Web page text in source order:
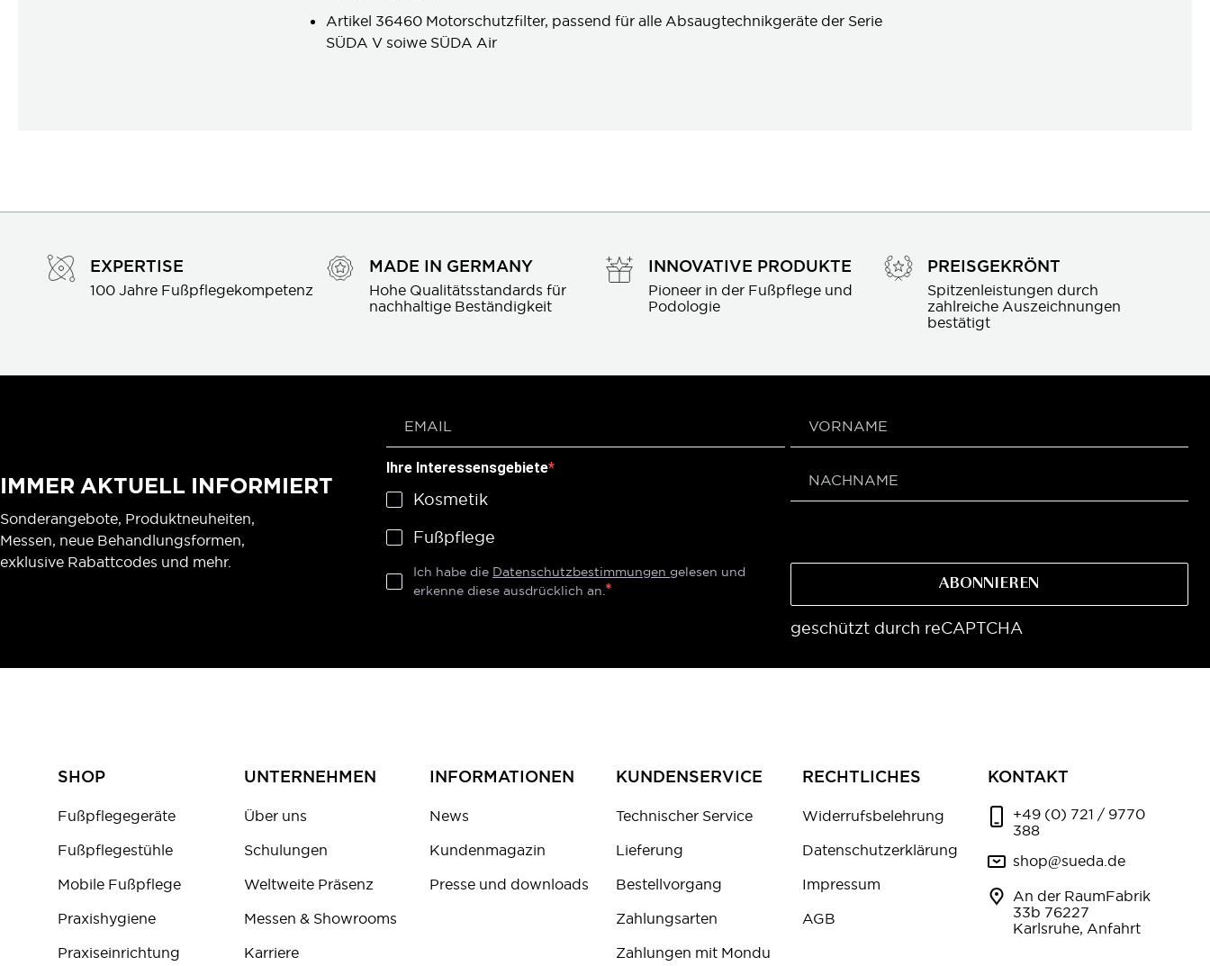
Artikel 36460 Motorschutzfilter, passend für alle Absaugtechnikgeräte der Serie
SÜDA V soiwe SÜDA Air
EXPERTISE
100 Jahre Fußpflegekompetenz
MADE IN GERMANY
Hohe Qualitätsstandards für
nachhaltige Beständigkeit
INNOVATIVE PRODUKTE
Pioneer in der Fußpflege und
Podologie
PREISGEKRÖNT
Spitzenleistungen durch
zahlreiche Auszeichnungen
bestätigt
IMMER AKTUELL INFORMIERT
Sonderangebote, Produktneuheiten,
Messen, neue Behandlungsformen,
exklusive Rabattcodes und mehr.
Ihre Interessensgebiete
Kosmetik
Fußpflege
Ich habe die Datenschutzbestimmungengelesen und
erkenne diese ausdrücklich an.
ABONNIEREN
geschützt durch reCAPTCHA
SHOP
Fußpflegegeräte
Fußpflegestühle
Mobile Fußpflege
Praxishygiene
Praxiseinrichtung
UNTERNEHMEN
Über uns
Schulungen
Weltweite Präsenz
Messen & Showrooms
Karriere
INFORMATIONEN
News
Kundenmagazin
Presse und downloads
KUNDENSERVICE
Technischer Service
Lieferung
Bestellvorgang
Zahlungsarten
Zahlungen mit Mondu
RECHTLICHES
Widerrufsbelehrung
Datenschutzerklärung
Impressum
AGB
KONTAKT
+49 (0) 721 / 9770
388
shop@sueda.de
An der RaumFabrik
33b 76227
Karlsruhe, Anfahrt